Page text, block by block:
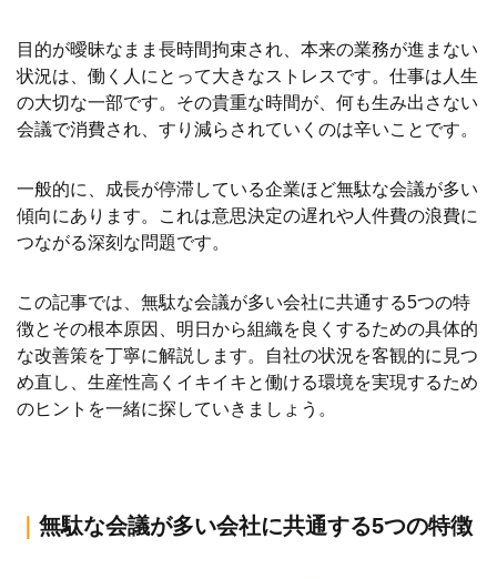
目的が曖昧なまま長時間拘束され、本来の業務が進まない
状況は、働く人にとって大きなストレスです。仕事は人生
の大切な一部です。その貴重な時間が、何も生み出さない
会議で消費され、すり減らされていくのは辛いことです。
一般的に、成長が停滞している企業ほど無駄な会議が多い
傾向にあります。これは意思決定の遅れや人件費の浪費に
つながる深刻な問題です。
この記事では、無駄な会議が多い会社に共通する5つの特
徴とその根本原因、明日から組織を良くするための具体的
な改善策を丁寧に解説します。自社の状況を客観的に見つ
め直し、生産性高くイキイキと働ける環境を実現するため
のヒントを一緒に探していきましょう。
無駄な会議が多い会社に共通する5つの特徴